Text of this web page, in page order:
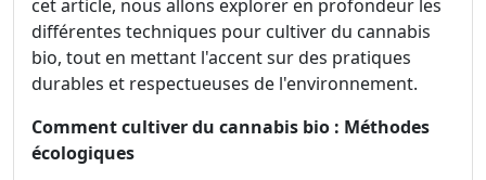
cet article, nous allons explorer en profondeur les
différentes techniques pour cultiver du cannabis
bio, tout en mettant l'accent sur des pratiques
durables et respectueuses de l'environnement.
Comment cultiver du cannabis bio : Méthodes
écologiques